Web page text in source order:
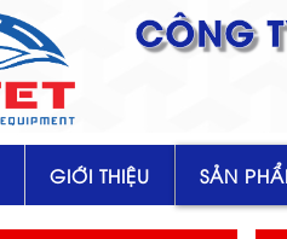
CÔNG
GIỚI THIỆU SẢN